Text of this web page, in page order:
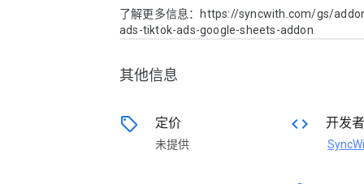
了解更多信息：https://syncwith.com/gs/
ads-tiktok-ads-google-sheets-addon
其他信息
sell 定价
未提供
code 开发者